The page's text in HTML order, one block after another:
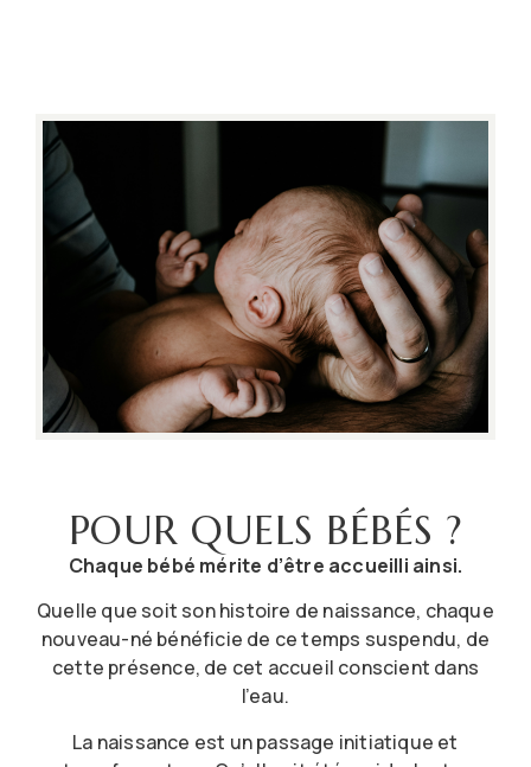
POUR QUELS BÉBÉS ?
Chaque bébé mérite d’être accueilli ainsi.
Quelle que soit son histoire de naissance, chaque
nouveau-né bénéficie de ce temps suspendu, de
cette présence, de cet accueil conscient dans
l’eau.
La naissance est un passage initiatique et